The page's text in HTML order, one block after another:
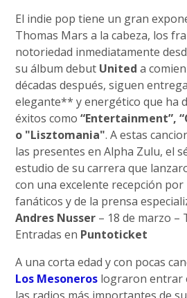
El indie pop tiene un gran
Thomas Mars a la cabeza, los
notoriedad inmediatamente
su álbum debut United a
décadas después, siguen
elegante** y energético que ha
éxitos como“Entertainment”,
o "Lisztomania". A estas
las presentes en Alpha Zulu, el
estudio de su carrera que
con una excelente recepción
fanáticos y de la prensa
Andres Nusser – 18 de marzo –
Entradas en Puntoticket
A una corta edad y con pocas
Los Mesoneros lograron entrar